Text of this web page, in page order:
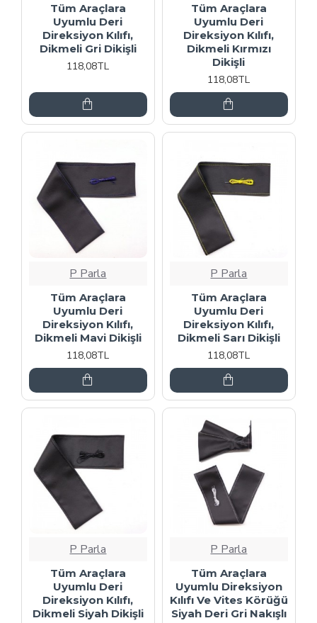
Tüm Araçlara
Uyumlu Deri
Direksiyon Kılıfı,
Dikmeli Gri Dikişli
118,08TL
Tüm Araçlara
Uyumlu Deri
Direksiyon Kılıfı,
Dikmeli Kırmızı
Dikişli
118,08TL
P Parla
Tüm Araçlara
Uyumlu Deri
Direksiyon Kılıfı,
Dikmeli Mavi Dikişli
118,08TL
P Parla
Tüm Araçlara
Uyumlu Deri
Direksiyon Kılıfı,
Dikmeli Sarı Dikişli
118,08TL
P Parla
Tüm Araçlara
Uyumlu Deri
Direksiyon Kılıfı,
Dikmeli Siyah Dikişli
P Parla
Tüm Araçlara
Uyumlu Direksiyon
Kılıfı Ve Vites Körüğü
Siyah Deri Gri Nakışlı